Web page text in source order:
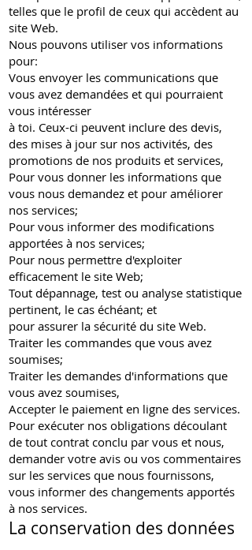
telles que le profil de ceux qui accèdent au
site Web.
Nous pouvons utiliser vos informations
pour:
Vous envoyer les communications que
vous avez demandées et qui pourraient
vous intéresser
à toi. Ceux-ci peuvent inclure des devis,
des mises à jour sur nos activités, des
promotions de nos produits et services,
Pour vous donner les informations que
vous nous demandez et pour améliorer
nos services;
Pour vous informer des modifications
apportées à nos services;
Pour nous permettre d'exploiter
efficacement le site Web;
Tout dépannage, test ou analyse statistique
pertinent, le cas échéant; et
pour assurer la sécurité du site Web.
Traiter les commandes que vous avez
soumises;
Traiter les demandes d'informations que
vous avez soumises,
Accepter le paiement en ligne des services.
Pour exécuter nos obligations découlant
de tout contrat conclu par vous et nous,
demander votre avis ou vos commentaires
sur les services que nous fournissons,
vous informer des changements apportés
à nos services.
La conservation des données